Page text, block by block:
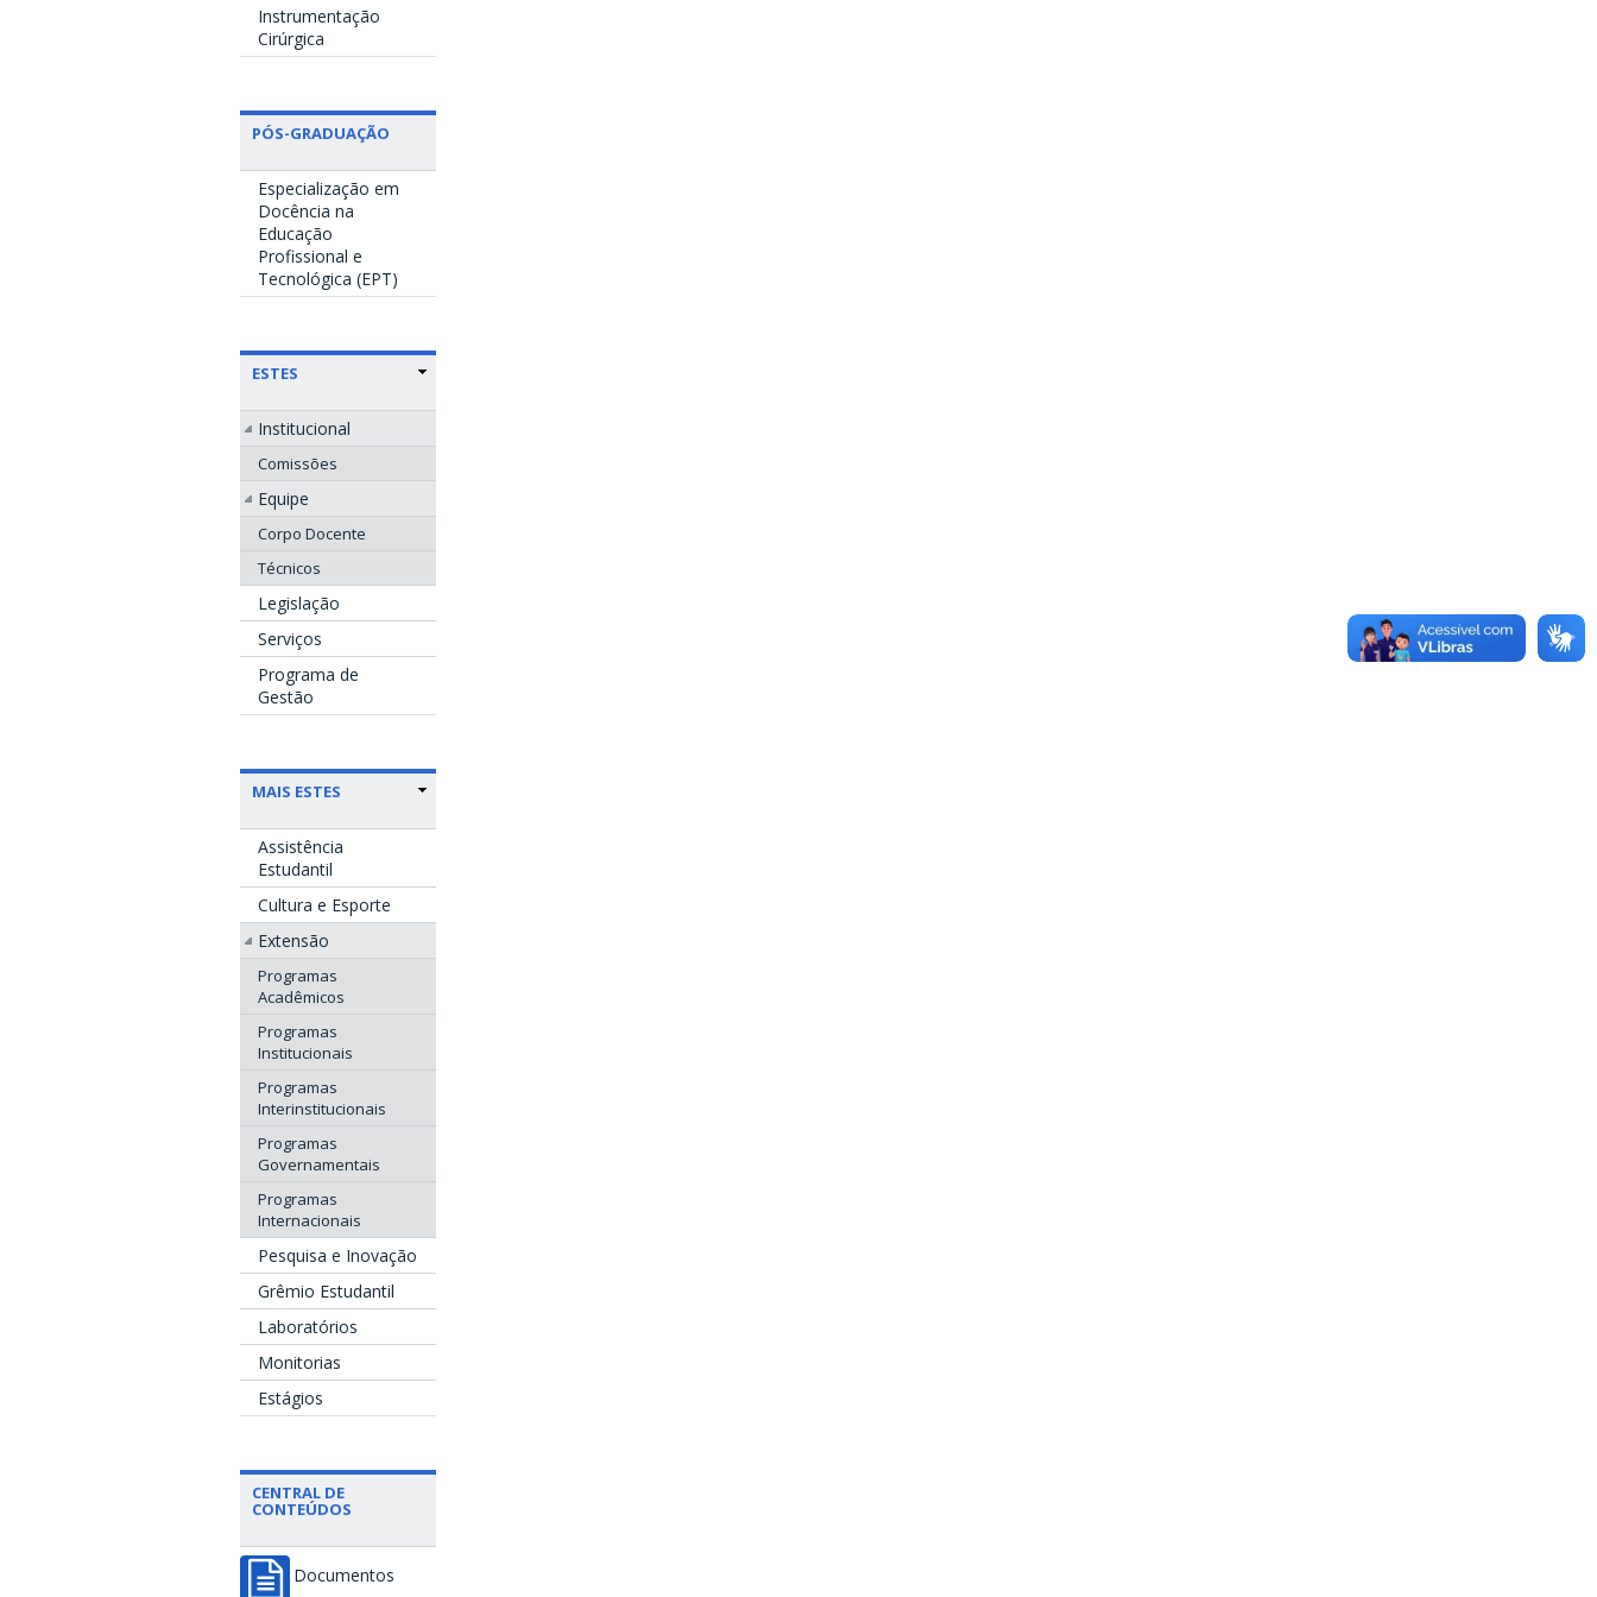
Instrumentação
Cirúrgica
PÓS-GRADUAÇÃO
Especialização em
Docência na
Educação
Profissional e
Tecnológica (EPT)
ESTES
Institucional
Comissões
Equipe
Corpo Docente
Técnicos
Legislação
Serviços
Programa de
Gestão
MAIS ESTES
Assistência
Estudantil
Cultura e Esporte
Extensão
Programas
Acadêmicos
Programas
Institucionais
Programas
Interinstitucionais
Programas
Governamentais
Programas
Internacionais
Pesquisa e Inovação
Grêmio Estudantil
Laboratórios
Monitorias
Estágios
CENTRAL DE
CONTEÚDOS
Documentos